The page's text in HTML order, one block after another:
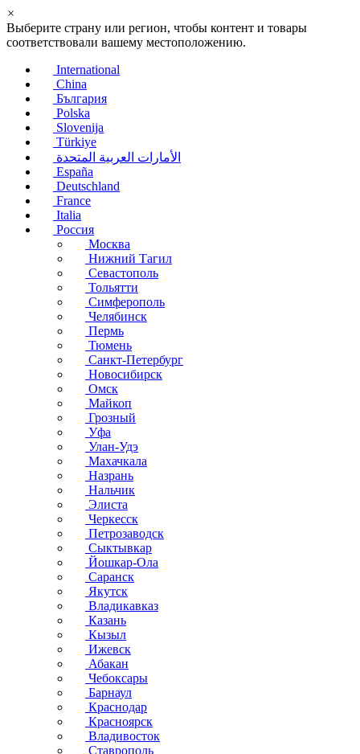
×
Выберите страну или регион, чтобы контент и товары
соответствовали вашему местоположению.
International
China
България
Polska
Slovenija
Türkiye
الأمارات العربية المتحدة
España
Deutschland
France
Italia
Россия
Москва
Нижний Тагил
Севастополь
Тольятти
Симферополь
Челябинск
Пермь
Тюмень
Санкт-Петербург
Новосибирск
Омск
Майкоп
Грозный
Уфа
Улан-Удэ
Махачкала
Назрань
Нальчик
Элиста
Черкесск
Петрозаводск
Сыктывкар
Йошкар-Ола
Саранск
Якутск
Владикавказ
Казань
Кызыл
Ижевск
Абакан
Чебоксары
Барнаул
Краснодар
Красноярск
Владивосток
Ставрополь